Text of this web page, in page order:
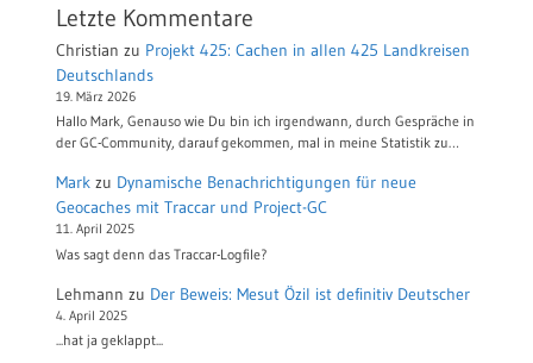
Letzte Kommentare
Christian zu Projekt 425: Cachen in allen 425 Landkreisen
Deutschlands
19. März 2026
Hallo Mark, Genauso wie Du bin ich irgendwann, durch Gespräche in
der GC-Community, darauf gekommen, mal in meine Statistik zu…
Mark zu Dynamische Benachrichtigungen für neue
Geocaches mit Traccar und Project-GC
11. April 2025
Was sagt denn das Traccar-Logfile?
Lehmann zu Der Beweis: Mesut Özil ist definitiv Deutscher
4. April 2025
...hat ja geklappt...